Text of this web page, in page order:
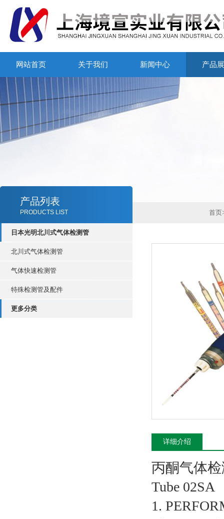
网站首页 关于我们 新闻中心 产品
产品列表
PRODUCTS LIST
日本光明北川式气体检测管
北川式气体检测管
气体快速检测管
特殊检测管及配件
更多分类
首页
详细介绍
丙酮气体检
Tube 02SA
1.